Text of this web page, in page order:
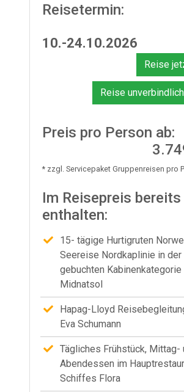
Reisetermin:
10.-24.10.2026
Reise
Reise
Preis pro Person ab:
* zzgl. Servicepaket Gruppenreisen pro
Im Reisepreis bereits
enthalten:
15- tägige Hurtigruten
Seereise Nordkaplinie in der
gebuchten
Midnatsol
Hapag-Lloyd
Eva Schumann
Tägliches Frühstück, Mittag-
Abendessen im
Schiffes Flora